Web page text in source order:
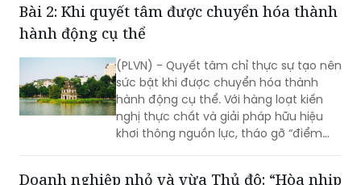
thống đã vận hành đang chứng minh
được giá trị thực tế…
Bài 2: Khi quyết tâm được chuyển hóa thành
hành động cụ thể
(PLVN) - Quyết tâm chỉ thực sự tạo nên
sức bật khi được chuyển hóa thành
hành động cụ thể. Với hàng loạt kiến
nghị thực chất và giải pháp hữu hiệu
khơi thông nguồn lực, tháo gỡ “điểm
Doanh nghiệp nhỏ và vừa Thủ đô: “Hòa nhịp